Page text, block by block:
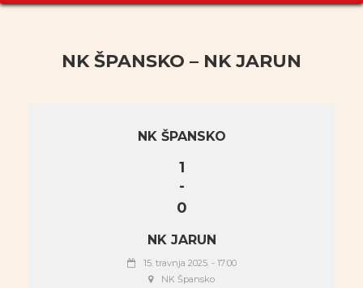
NK ŠPANSKO – NK JARUN
NK ŠPANSKO
1
-
0
NK JARUN
15. travnja 2025. - 17:00
NK Špansko